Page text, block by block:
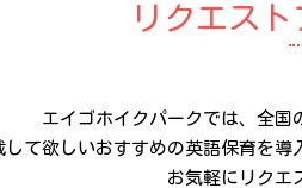
リクエス
エイゴホイクパークでは、全国
して欲しいおすすめの英語保育を導
お気軽にリクエ